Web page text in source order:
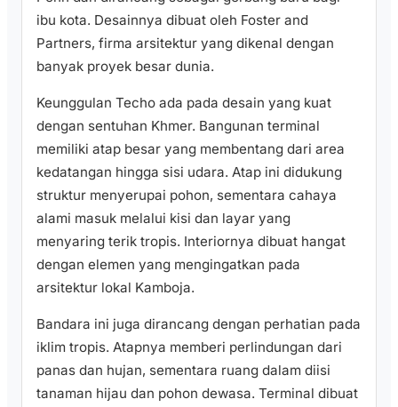
ibu kota. Desainnya dibuat oleh Foster and
Partners, firma arsitektur yang dikenal dengan
banyak proyek besar dunia.
Keunggulan Techo ada pada desain yang kuat
dengan sentuhan Khmer. Bangunan terminal
memiliki atap besar yang membentang dari area
kedatangan hingga sisi udara. Atap ini didukung
struktur menyerupai pohon, sementara cahaya
alami masuk melalui kisi dan layar yang
menyaring terik tropis. Interiornya dibuat hangat
dengan elemen yang mengingatkan pada
arsitektur lokal Kamboja.
Bandara ini juga dirancang dengan perhatian pada
iklim tropis. Atapnya memberi perlindungan dari
panas dan hujan, sementara ruang dalam diisi
tanaman hijau dan pohon dewasa. Terminal dibuat